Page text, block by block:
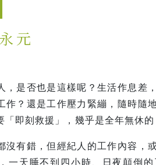
元
，是否也是這樣呢？生活作息差
作？還是工作壓力緊繃，隨時隨
「即刻救援」，幾乎是全年無休
沒有錯，但經紀人的工作內容，
一天睡不到四小時、日夜顛倒